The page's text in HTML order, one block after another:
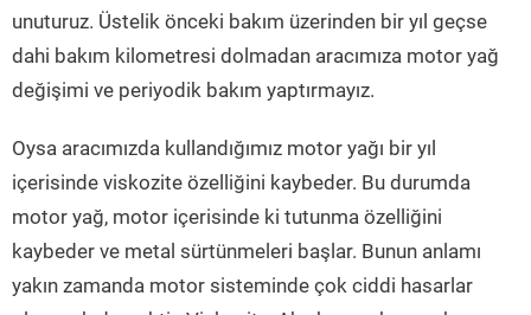
unuturuz. Üstelik önceki bakım üzerinden bir yıl geçse
dahi bakım kilometresi dolmadan aracımıza motor yağ
değişimi ve periyodik bakım yaptırmayız.
Oysa aracımızda kullandığımız motor yağı bir yıl
içerisinde viskozite özelliğini kaybeder. Bu durumda
motor yağ, motor içerisinde ki tutunma özelliğini
kaybeder ve metal sürtünmeleri başlar. Bunun anlamı
yakın zamanda motor sisteminde çok ciddi hasarlar